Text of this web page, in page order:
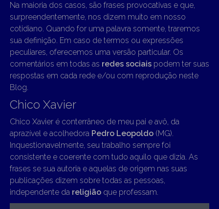
Na maioria dos casos, são frases provocativas e que,
surpreendentemente, nos dizem muito em nosso
cotidiano. Quando for uma palavra somente, traremos
sua definição. Em caso de termos ou expressões
peculiares, oferecemos uma versão particular. Os
comentários em todas as redes sociais podem ter suas
respostas em cada rede e/ou com reprodução neste
Blog.
Chico Xavier
Chico Xavier é conterrâneo de meu pai e avô, da
aprazível e acolhedora Pedro Leopoldo (MG).
Inquestionavelmente, seu trabalho sempre foi
consistente e coerente com tudo aquilo que dizia. As
frases se sua autoria e aquelas de origem nas suas
publicações dizem sobre todas as pessoas,
independente da religião que professam.